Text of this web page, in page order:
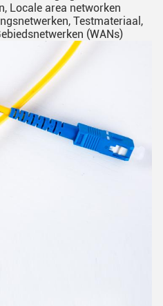
Locale area networken
Testmateriaal,
(WANs)